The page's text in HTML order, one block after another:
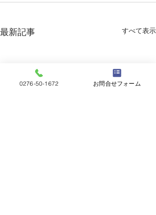
最新記事 すべて表示
0276-50-1672 お問合せフォーム